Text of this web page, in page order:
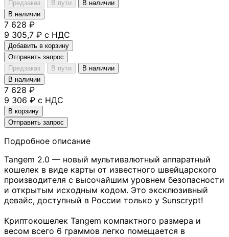
Предзаказ В пути
В наличии
В наличии
7 628 ₽
9 305,7 ₽ с НДС
Добавить в корзину
Отправить запрос
Предзаказ
В пути
В наличии
В наличии
7 628 ₽
9 306 ₽ с НДС
В корзину
Отправить запрос
Подробное описание
Tangem 2.0 — новый мультивалютный аппаратный
кошелек в виде карты от известного швейцарского
производителя с высочайшим уровнем безопасности
и открытым исходным кодом. Это эксклюзивный
девайс, доступный в России только у Sunscrypt!
Криптокошелек Tangem компактного размера и
весом всего 6 граммов легко помещается в